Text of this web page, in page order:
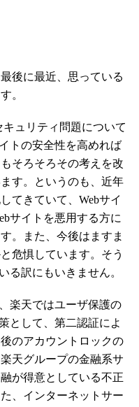
後に最近、思っている
。
ュリティ問題について
トの安全性を高めれば
そろそろその考えを改
す。というのも、近年
てきていて、Webサイ
サイトを悪用する方に
。また、今後はますま
危惧しています。そう
る訳にもいきません。
楽天ではユーザ保護の
として、第二認証によ
のアカウントロックの
天グループの金融系サ
が得意としている不正
、インターネットサー